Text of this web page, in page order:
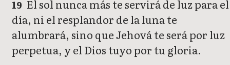
19 El sol nunca más te servirá de luz para el
día, ni el resplandor de la luna te
alumbrará, sino que Jehová te será por luz
perpetua, y el Dios tuyo por tu gloria.